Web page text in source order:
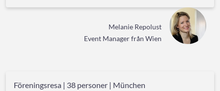
Melanie Repolust
Event Manager från Wien
Föreningsresa | 38 personer | München